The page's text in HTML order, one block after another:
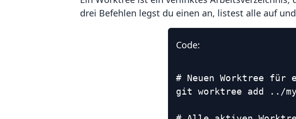
drei Befehlen legst du einen an, listest alle auf
Code:
# Neuen Worktree für
git worktree add ../